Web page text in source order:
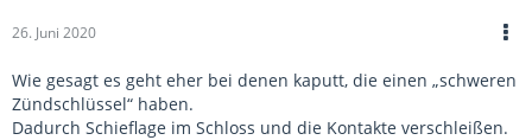
26. Juni 2020
Wie gesagt es geht eher bei denen kaputt, die einen „schweren
Zündschlüssel“ haben.
Dadurch Schieflage im Schloss und die Kontakte verschleißen.